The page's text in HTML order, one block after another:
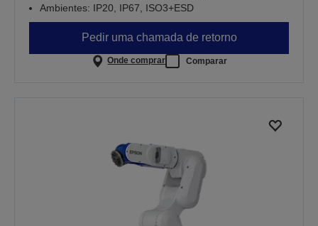
Ambientes: IP20, IP67, ISO3+ESD
Pedir uma chamada de retorno
Onde comprar Comparar